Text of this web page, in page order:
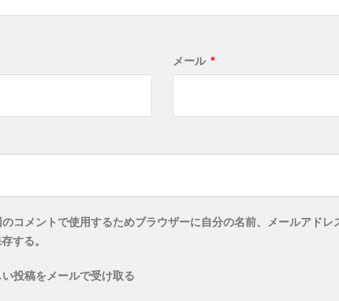
メール *
のコメントで使用するためブラウザーに自分の名前、メールアドレ
する。
い投稿をメールで受け取る